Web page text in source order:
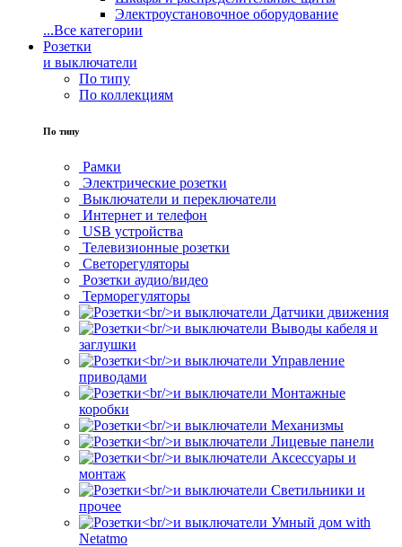
Электроустановочное оборудование
...Все категории
Розетки
и выключатели
По типу
По коллекциям
По типу
Рамки
Электрические розетки
Выключатели и переключатели
Интернет и телефон
USB устройства
Телевизионные розетки
Светорегуляторы
Розетки аудио/видео
Терморегуляторы
Датчики движения
Выводы кабеля и
заглушки
Управление
приводами
Монтажные
коробки
Механизмы
Лицевые панели
Аксессуары и
монтаж
Светильники и
прочее
Умный дом with
Netatmo